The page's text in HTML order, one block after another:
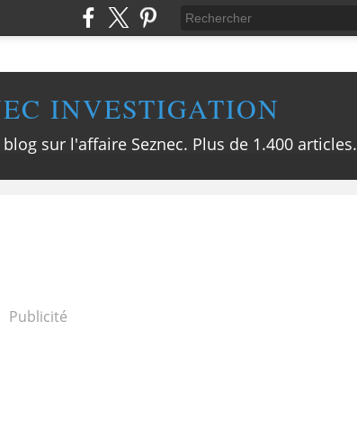
INVESTIGATION
sur l'affaire Seznec. Plus de 1.400 articles.
Publicité